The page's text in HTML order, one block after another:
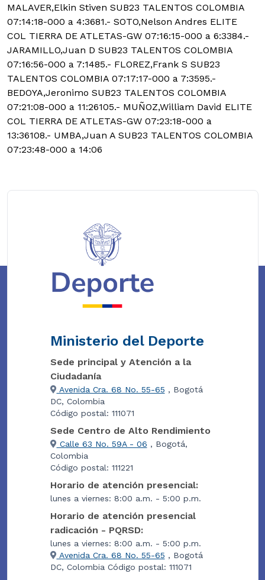
MALAVER,Elkin Stiven SUB23 TALENTOS COLOMBIA
07:14:18-000 a 4:3681.- SOTO,Nelson Andres ELITE
COL TIERRA DE ATLETAS-GW 07:16:15-000 a 6:3384.-
JARAMILLO,Juan D SUB23 TALENTOS COLOMBIA
07:16:56-000 a 7:1485.- FLOREZ,Frank S SUB23
TALENTOS COLOMBIA 07:17:17-000 a 7:3595.-
BEDOYA,Jeronimo SUB23 TALENTOS COLOMBIA
07:21:08-000 a 11:26105.- MUÑOZ,William David ELITE
COL TIERRA DE ATLETAS-GW 07:23:18-000 a
13:36108.- UMBA,Juan A SUB23 TALENTOS COLOMBIA
07:23:48-000 a 14:06
Ministerio del Deporte
Sede principal y Atención a la
Ciudadanía
Avenida Cra. 68 No. 55-65 , Bogotá
DC, Colombia
Código postal: 111071
Sede Centro de Alto Rendimiento
Calle 63 No. 59A - 06 , Bogotá,
Colombia
Código postal: 111221
Horario de atención presencial:
lunes a viernes: 8:00 a.m. - 5:00 p.m.
Horario de atención presencial
radicación - PQRSD:
lunes a viernes: 8:00 a.m. - 5:00 p.m.
Avenida Cra. 68 No. 55-65 , Bogotá
DC, Colombia Código postal: 111071